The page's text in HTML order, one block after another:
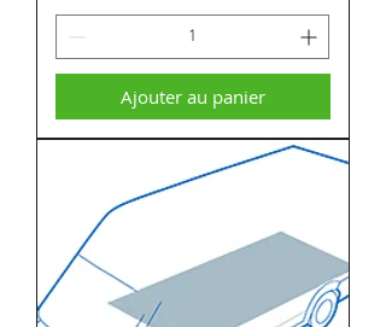
Ajouter au panier